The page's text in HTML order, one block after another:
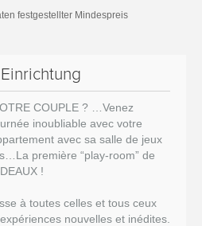
festgestellter Mindespreis
COUPLE ? …Venez
inoubliable avec votre
avec sa salle de jeux
La première “play-room” de
!
à toutes celles et tous ceux
nouvelles et inédites.